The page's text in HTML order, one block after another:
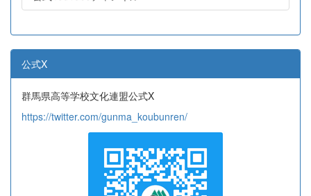
公式X
群馬県高等学校文化連盟公式X
https://twitter.com/gunma_koubunren/